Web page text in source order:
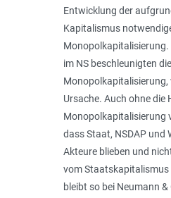
Entwicklung der
Kapitalismus
im NS beschleunigten
Monopolkapitalisierung,
Ursache. Auch ohne die
Monopolkapitalisierung
dass Staat, NSDAP
Akteure blieben und
vom Staatskapitalismus
bleibt so bei Neumann